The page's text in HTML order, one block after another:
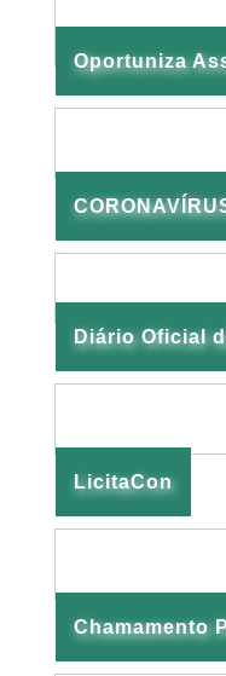
Oportuniza
Diário Oficial
LicitaCon
Chamamento